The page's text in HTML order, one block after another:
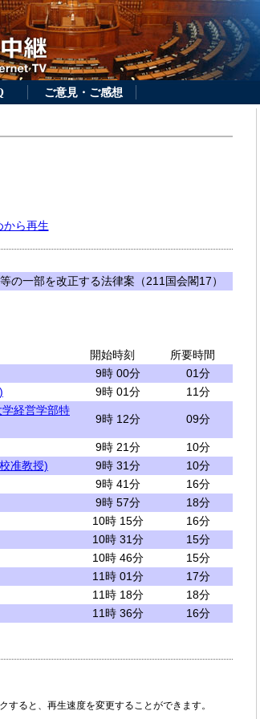
ご意見・ご感想
から再生
の一部を改正する法律案（211国会閣17）
開始時刻
所要時間
9時 00分
01分
9時 01分
11分
経営学部特
9時 12分 09分
9時 21分
10分
准教授)
9時 31分
10分
9時 41分
16分
9時 57分
18分
10時 15分
16分
10時 31分
15分
10時 46分
15分
11時 01分
17分
11時 18分
18分
11時 36分 16分
すると、再生速度を変更することができます。